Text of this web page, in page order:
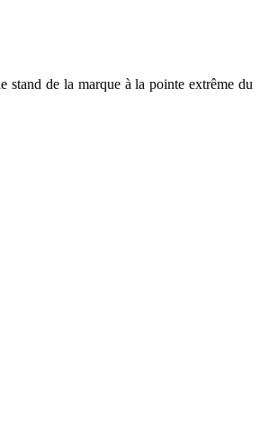
stand de la marque à la pointe extrême du